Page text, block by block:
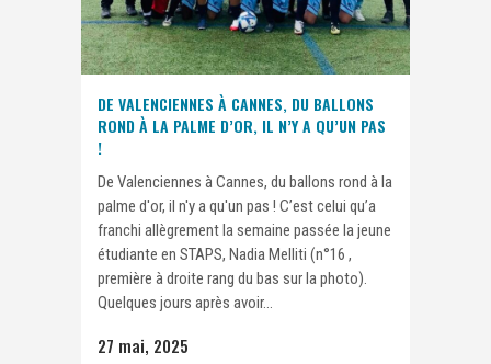
DE VALENCIENNES À CANNES, DU BALLONS
ROND À LA PALME D’OR, IL N’Y A QU’UN PAS
!
De Valenciennes à Cannes, du ballons rond à la
palme d'or, il n'y a qu'un pas ! C’est celui qu’a
franchi allègrement la semaine passée la jeune
étudiante en STAPS, Nadia Melliti (n°16 ,
première à droite rang du bas sur la photo).
Quelques jours après avoir...
27 mai, 2025